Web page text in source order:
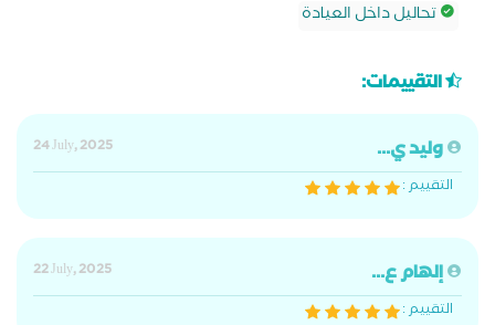
تحاليل داخل العيادة
التقييمات:
وليد ي...
24 July, 2025
التقييم :
إلهام ع...
22 July, 2025
التقييم :